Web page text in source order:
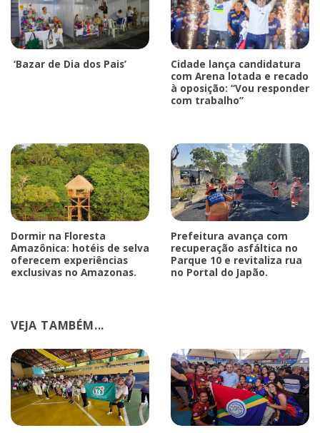
‘Bazar de Dia dos Pais’
Cidade lança candidatura
com Arena lotada e recado
à oposição: “Vou responder
com trabalho”
Dormir na Floresta
Amazônica: hotéis de selva
oferecem experiências
exclusivas no Amazonas.
Prefeitura avança com
recuperação asfáltica no
Parque 10 e revitaliza rua
no Portal do Japão.
VEJA TAMBÉM...